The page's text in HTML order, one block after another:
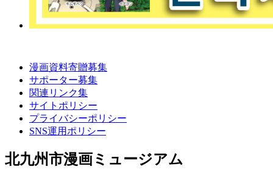
漫画資料寄贈募集
サポーター募集
関連リンク集
サイトポリシー
プライバシーポリシー
SNS運用ポリシー
北九州市漫画ミュージアム